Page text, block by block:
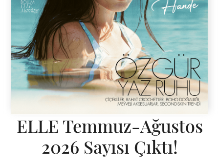
ELLE Temmuz-Ağustos
2026 Sayısı Çıktı!